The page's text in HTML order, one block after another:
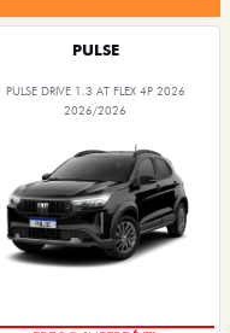
PULSE
PULSE DRIVE 1.3 AT FLEX 4P 2026
2026/2026